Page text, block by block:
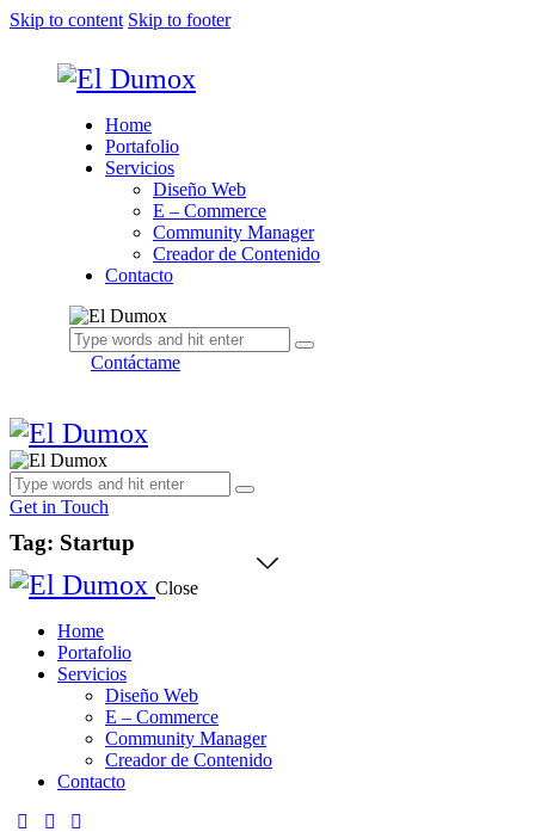
Skip to content Skip to footer
Home
Portafolio
Servicios
Diseño Web
E – Commerce
Community Manager
Creador de Contenido
Contacto
Contáctame
Get in Touch
Tag: Startup
Close
Home
Portafolio
Servicios
Diseño Web
E – Commerce
Community Manager
Creador de Contenido
Contacto
instagram
youtubemusic-